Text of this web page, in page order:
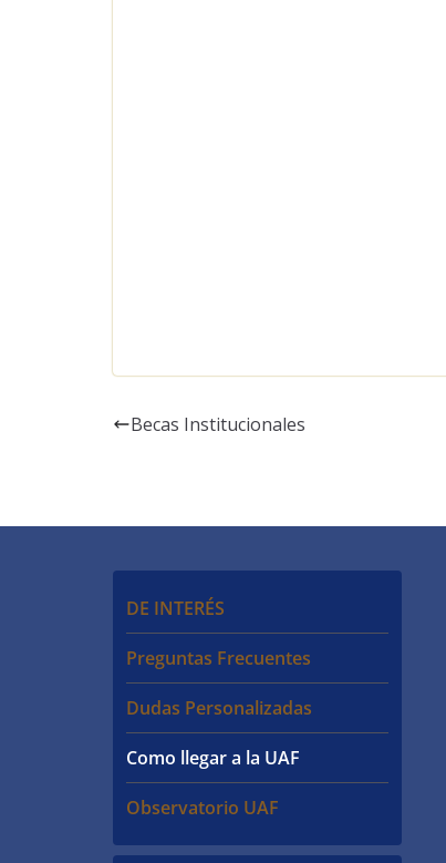
Becas Institucionales
DE INTERÉS
Preguntas Frecuentes
Dudas Personalizadas
Como llegar a la UAF
Observatorio UAF